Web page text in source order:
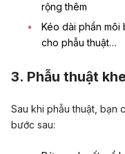
rộng thêm
Kéo dài phần môi
cho phẫu thuật…
3. Phẫu thuật
Sau khi phẫu thuật, bạn
bước sau: